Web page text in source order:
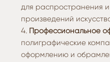
для распространения
произведений
Профессиональное
полиграфические
оформлению и